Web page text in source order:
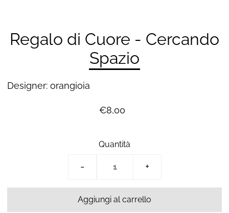
Regalo di Cuore - Cercando
Spazio
Designer: orangioia
€8,00
Quantità
- +